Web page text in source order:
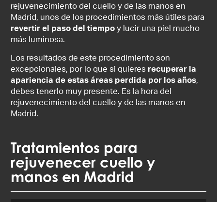
rejuvenecimiento del cuello y de las manos en
Madrid, unos de los procedimientos más útiles para
revertir el paso del tiempo y lucir una piel mucho
más luminosa.
Los resultados de este procedimiento son
excepcionales, por lo que si quieres recuperar la
apariencia de estas áreas perdida por los años,
debes tenerlo muy presente. Es la hora del
rejuvenecimiento del cuello y de las manos en
Madrid.
Tratamientos para
rejuvenecer cuello y
manos en Madrid